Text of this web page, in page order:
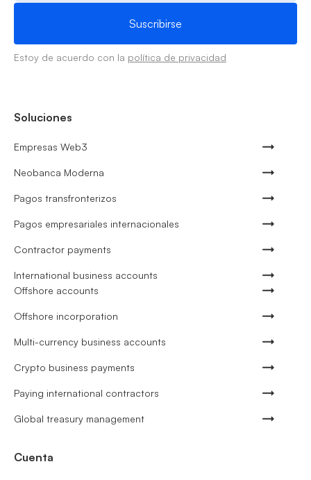
Estoy de acuerdo con la política de privacidad
Soluciones
Empresas Web3
Neobanca Moderna
Pagos transfronterizos
Pagos empresariales internacionales
Contractor payments
International business accounts
Offshore accounts
Offshore incorporation
Multi-currency business accounts
Crypto business payments
Paying international contractors
Global treasury management
Cuenta